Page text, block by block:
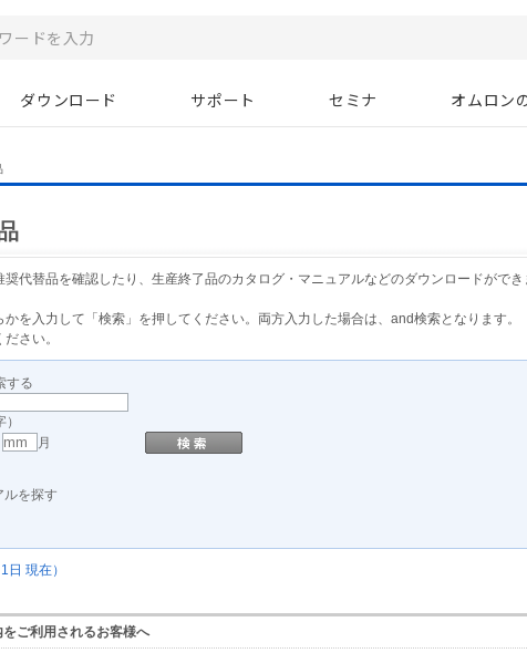
ダウンロード サポート セミナ オムロン
代替品を確認したり、生産終了品のカタログ・マニュアルなどのダウンロードができ
を入力して「検索」を押してください。両方入力した場合は、and検索となります。
さい。
する
月
ルを探す
現在）
ご利用されるお客様へ